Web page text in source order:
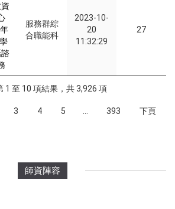
服務群綜
合職能科
2023-10-
20
11:32:29
27
1 至 10 項結果，共 3,926 項
3 4 5 … 393 下頁
師資陣容